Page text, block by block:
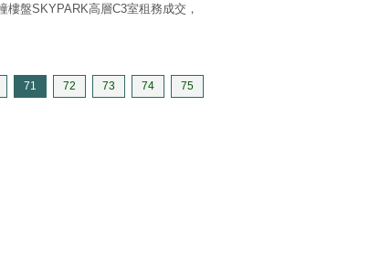
盤SKYPARK高層C3室租務成交，
71 72 73 74 75